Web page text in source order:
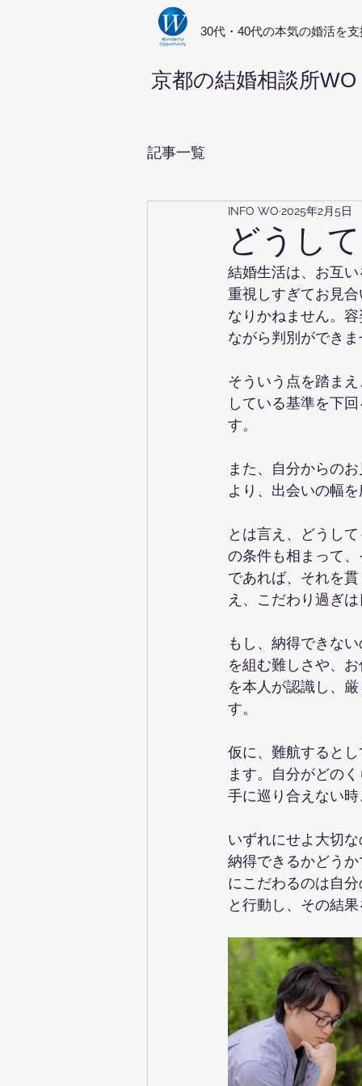
​30代・40代の本気の婚活を支
京都の結婚相談所WO
記事一覧
どうし
INFO WO 2025年2月5日
結婚生活は、お互
重視しすぎてお見
なりかねません。
ながら判別ができ
そういう点を踏ま
している基準を下
す。
また、自分からの
より、出会いの幅
とは言え、どうし
の条件も相まって
であれば、それを
え、こだわり過ぎ
もし、納得できな
を組む難しさや、
を本人が認識し、
す。
仮に、難航すると
ます。自分がどの
手に巡り合えない
いずれにせよ大切
納得できるかどう
にこだわるのは自
と行動し、その結